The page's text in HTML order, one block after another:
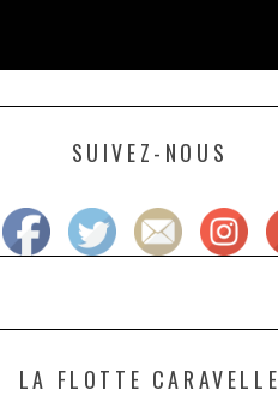
SUIVEZ-NOUS
LA FLOTTE CARAVELLE